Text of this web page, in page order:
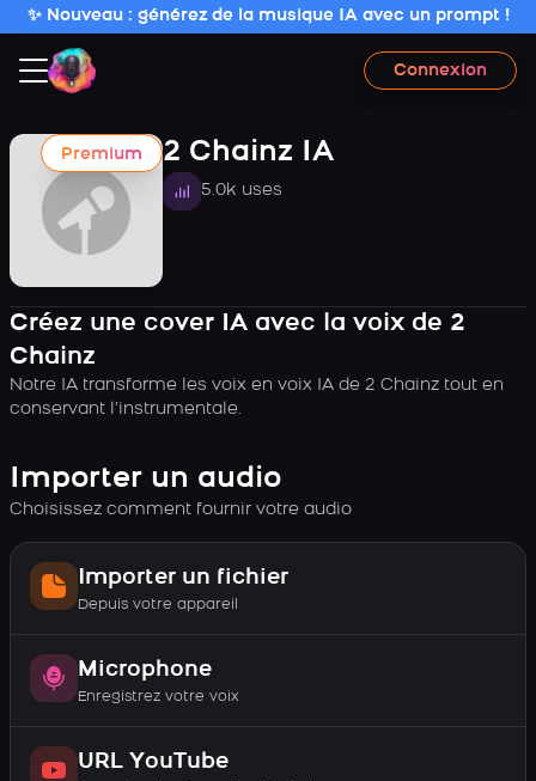
✨ Nouveau : générez de la musique IA avec un prompt !
Connexion
Premium 2 Chainz IA
5.0k uses
Créez une cover IA avec la voix de 2
Chainz
Notre IA transforme les voix en voix IA de 2 Chainz tout en
conservant l’instrumentale.
Importer un audio
Choisissez comment fournir votre audio
Importer un fichier
Depuis votre appareil
Microphone
Enregistrez votre voix
URL YouTube